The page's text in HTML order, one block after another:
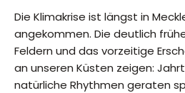
Die Klimakrise ist längst in
angekommen. Die deutlich
Feldern und das vorzeitige
an unseren Küsten zeigen:
natürliche Rhythmen geraten